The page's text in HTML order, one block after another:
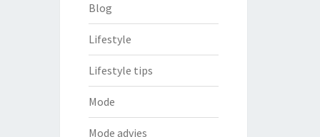
Blog
Lifestyle
Lifestyle tips
Mode
Mode advies